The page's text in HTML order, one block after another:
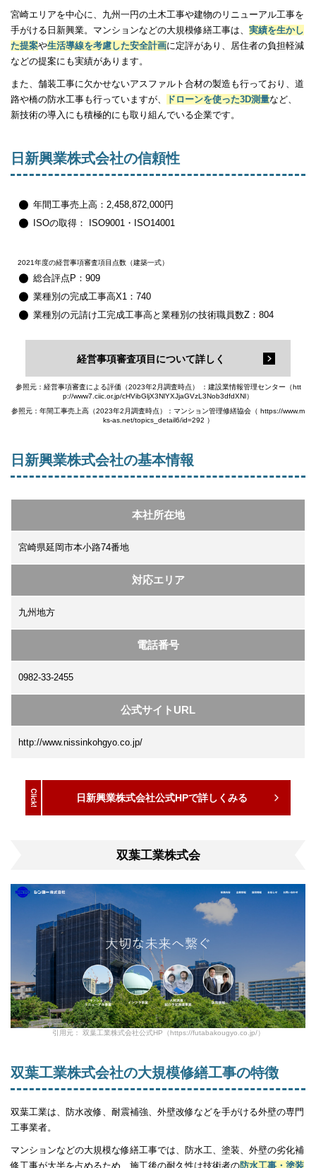
宮崎エリアを中心に、九州一円の土木工事や建物のリニューアル工事を
手がける日新興業。マンションなどの大規模修繕工事は、 実績を生かし
た提案や生活導線を考慮した安全計画に定評があり、居住者の負担軽減
などの提案にも実績があります。
また、舗装工事に欠かせないアスファルト合材の製造も行っており、道
路や橋の防水工事も行っていますが、
ドローンを使った3D測量など、
新技術の導入にも積極的にも取り組んでいる企業です。
日新興業株式会社の信頼性
年間工事売上高：2,458,872,000円
ISOの取得： ISO9001・ISO14001
2021年度の経営事項審査項目点数（建築一式）
総合評点P：909
業種別の完成工事高X1：740
業種別の元請け工完成工事高と業種別の技術職員数Z：804
経営事項審査項目について詳しく
参照元：経営事項審査による評価（2023年2月調査時点） ：建設業情報管理センター（htt
p://www7.ciic.or.jp/cHVibGljX3NlYXJjaGVzL3Nob3dfdXNl）
参照元：年間工事売上高（2023年2月調査時点）：マンション管理修繕協会（ https://www.m
ks-as.net/topics_detail6/id=292 ）
日新興業株式会社の基本情報
本社所在地
宮崎県延岡市本小路74番地
対応エリア
九州地方
電話番号
0982-33-2455
公式サイトURL
http://www.nissinkohgyo.co.jp/
日新興業株式会社公式HPで詳しくみる
双葉工業株式会
引用元： 双葉工業株式会社公式HP（https://futabakougyo.co.jp/）
双葉工業株式会社の大規模修繕工事の特徴
双葉工業は、防水改修、耐震補強、外壁改修などを手がける外壁の専門
工事業者。
マンションなどの大規模な修繕工事では、防水工、塗装、外壁の劣化補
修工事が大半を占めるため、施工後の耐久性は技術者の防水工事・塗装